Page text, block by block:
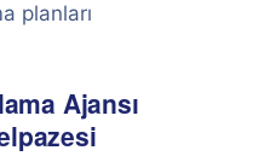
planları
Ajansı